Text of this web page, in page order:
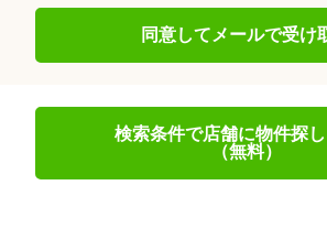
同意してメールで受け
検索条件で店舗に物件探
（無料）